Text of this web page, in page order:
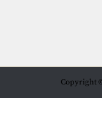
Copyright